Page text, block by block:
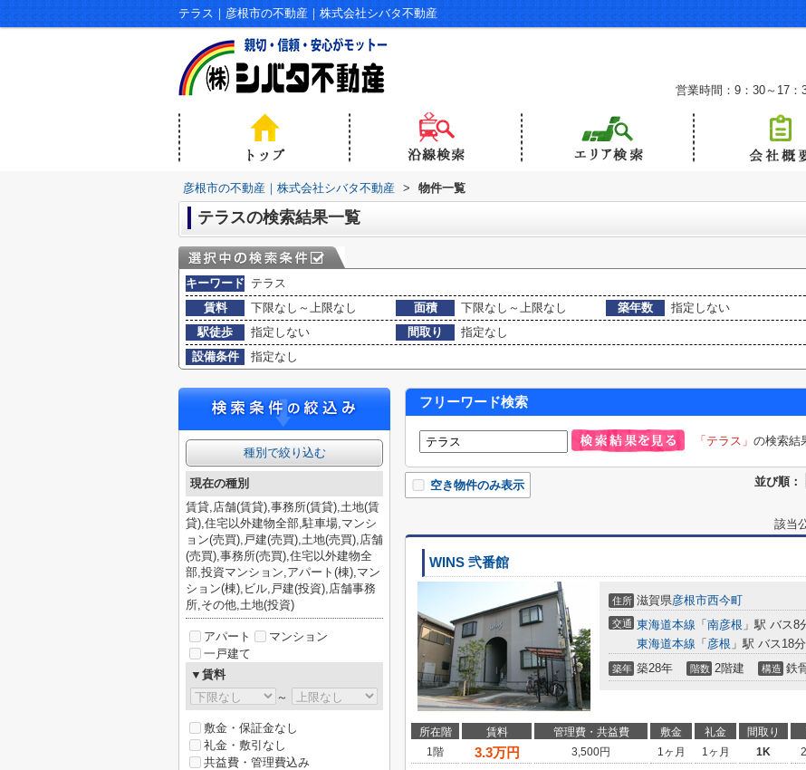
テラス｜彦根市の不動産｜株式会社シバタ不動産
営業時間：9：30～17：
彦根市の不動産｜株式会社シバタ不動産 > 物件一覧
テラスの検索結果一覧
キーワード テラス
賃料
下限なし～上限なし 面積 下限なし～上限なし 築年数
指定しない
駅徒歩
指定しない 間取り
指定なし
設備条件
指定なし
フリーワード検索
「テラス」 の検索結
並び順：
空き物件のみ表示
該当
WINS 弐番館
住所 滋賀県彦根市西今町
交通 東海道本線 「 南彦根 」駅 バス8
東海道本線 「 彦根 」駅 バス18
築年 築28年 階数 2階建 構造 鉄
所在階 賃料 管理費・共益費 敷金 礼金 間取り
1階
3.3万円 3,500円 1ヶ月 1ヶ月 1K
種別で絞り込む
現在の種別
賃貸,店舗(賃貸),事務所(賃貸),土地(賃
貸),住宅以外建物全部,駐車場,マンシ
ョン(売買),戸建(売買),土地(売買),店舗
(売買),事務所(売買),住宅以外建物全
部,投資マンション,アパート(棟),マン
ション(棟),ビル,戸建(投資),店舗事務
所,その他,土地(投資)
アパート
マンション
一戸建て
▼賃料
～
敷金・保証金なし
礼金・敷引なし
共益費・管理費込み